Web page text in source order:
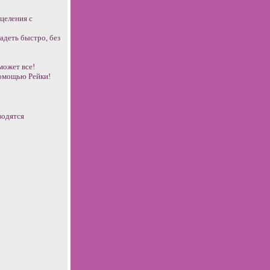
с
быстро, без
все!
Рейки!